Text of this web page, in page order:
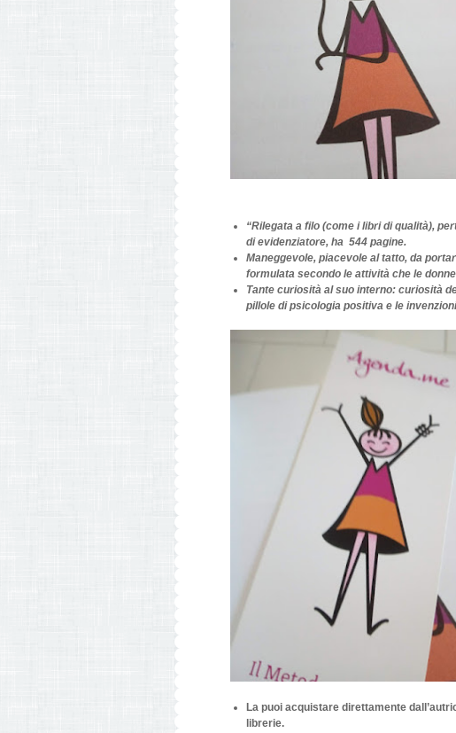
“Rilegata a filo (come i libri di qualità),
di evidenziatore, ha 544 pagine.
Maneggevole, piacevole al tatto, da
formulata secondo le attività che le
Tante curiosità al suo interno: curiosità
pillole di psicologia positiva e le
La puoi acquistare direttamente
librerie.